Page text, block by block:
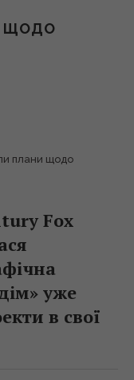
ЩОДО
плани щодо
Fox
уже
в свої